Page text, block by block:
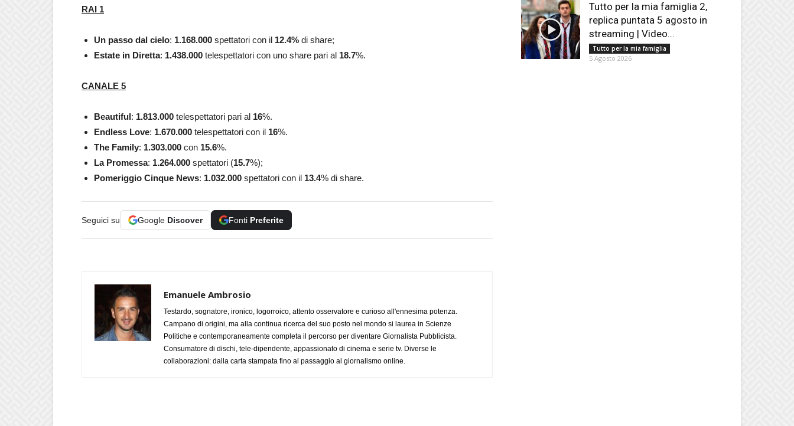
RAI 1
Un passo dal cielo: 1.168.000 spettatori con il 12.4% di share;
Estate in Diretta: 1.438.000 telespettatori con uno share pari al 18.7%.
CANALE 5
Beautiful: 1.813.000 telespettatori pari al 16%.
Endless Love: 1.670.000 telespettatori con il 16%.
The Family: 1.303.000 con 15.6%.
La Promessa: 1.264.000 spettatori (15.7%);
Pomeriggio Cinque News: 1.032.000 spettatori con il 13.4% di share.
Seguici su Google Discover Fonti Preferite
Emanuele Ambrosio
Testardo, sognatore, ironico, logorroico, attento osservatore e curioso all'ennesima potenza.
Campano di origini, ma alla continua ricerca del suo posto nel mondo si laurea in Scienze
Politiche e contemporaneamente completa il percorso per diventare Giornalista Pubblicista.
Consumatore di dischi, tele-dipendente, appassionato di cinema e serie tv. Diverse le
collaborazioni: dalla carta stampata fino al passaggio al giornalismo online.
Tutto per la mia famiglia 2,
replica puntata 5 agosto in
streaming | Video...
Tutto per la mia famiglia
5 Agosto 2026